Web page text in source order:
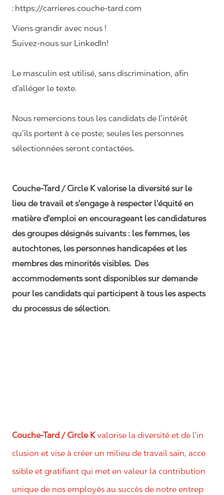
: https://carrieres.couche-tard.com
Viens grandir avec nous !
Suivez-nous sur LinkedIn!
Le masculin est utilisé, sans discrimination, afin
d’alléger le texte.
Nous remercions tous les candidats de l’intérêt
qu’ils portent à ce poste; seules les personnes
sélectionnées seront contactées.
Couche-Tard / Circle K valorise la diversité sur le
lieu de travail et s'engage à respecter l'équité en
matière d'emploi en encourageant les candidatures
des groupes désignés suivants : les femmes, les
autochtones, les personnes handicapées et les
membres des minorités visibles. Des
accommodements sont disponibles sur demande
pour les candidats qui participent à tous les aspects
du processus de sélection.
Couche-Tard / Circle Kvalorise la diversité et de l’in
clusion et vise à créer un milieu de travail sain, acce
ssible et gratifiant qui met en valeur la contribution
unique de nos employés au succès de notre entrep